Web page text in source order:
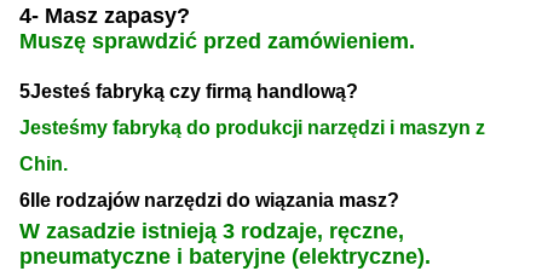
4- Masz zapasy?
Muszę sprawdzić przed zamówieniem.
5Jesteś fabryką czy firmą handlową?
Jesteśmy fabryką do produkcji narzędzi i maszyn z
Chin.
6Ile rodzajów narzędzi do wiązania masz?
W zasadzie istnieją 3 rodzaje, ręczne,
pneumatyczne i bateryjne (elektryczne).